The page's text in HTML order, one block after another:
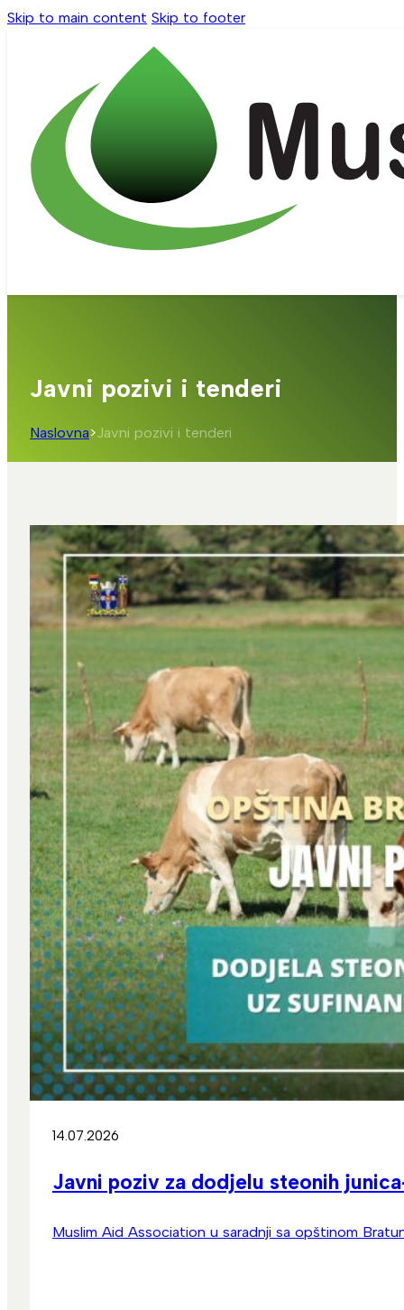
Skip to main content Skip to footer
Javni pozivi i tenderi
Naslovna>Javni pozivi i tenderi
14.07.2026
Javni poziv za dodjelu steonih
Muslim Aid Association u saradnji sa opštinom